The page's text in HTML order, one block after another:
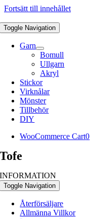
Fortsätt till innehållet
Toggle Navigation
Garn
Bomull
Ullgarn
Akryl
Stickor
Virknålar
Mönster
Tillbehör
DIY
WooCommerce Cart0
Tofe
INFORMATION
Toggle Navigation
Återförsäljare
Allmänna Villkor